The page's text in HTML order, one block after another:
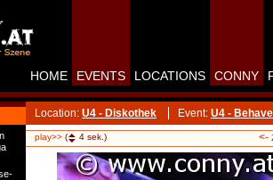
HOME EVENTS LOCATIONS CONNY
Location: U4 - Diskothek Event: U4 - Behave
play>> ( 4 sek.) <-